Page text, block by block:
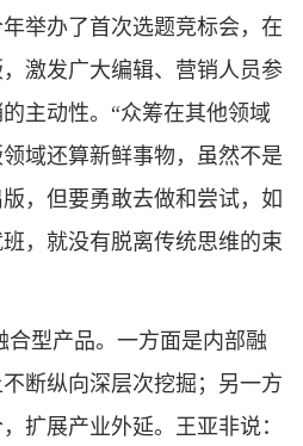
举办了首次选题竞标会，在
激发广大编辑、营销人员参
主动性。“众筹在其他领域
域还算新鲜事物，虽然不是
，但要勇敢去做和尝试，如
，就没有脱离传统思维的束
合型产品。一方面是内部融
断纵向深层次挖掘；另一方
扩展产业外延。王亚非说：